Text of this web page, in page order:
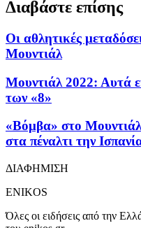
Διαβάστε επίσης
Οι αθλητικές
Μουντιάλ
Μουντιάλ 2022: Αυτά
των «8»
«Βόμβα» στο
στα πέναλτι την
ΔΙΑΦΗΜΙΣΗ
ENIKOS
Όλες οι ειδήσεις από την